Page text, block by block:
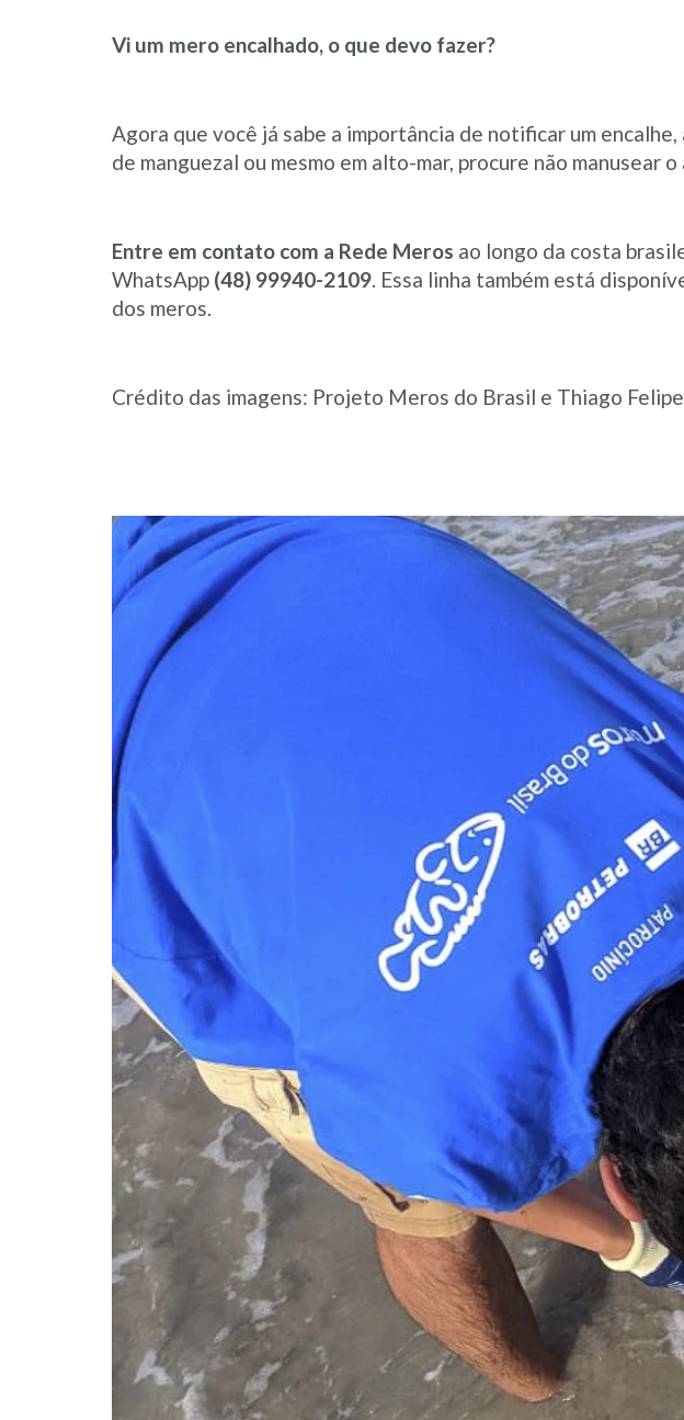
Vi um mero encalhado, o que devo fazer?
Agora que você já sabe a importância de notificar um
de manguezal ou mesmo em alto-mar, procure não manusear
Entre em contato com a Rede Meros ao longo da costa
WhatsApp (48) 99940-2109. Essa linha também está
dos meros.
Crédito das imagens: Projeto Meros do Brasil e Thiago Felipe